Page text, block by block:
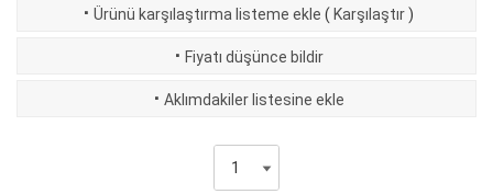
· Ürünü karşılaştırma listeme ekle ( Karşılaştır )
· Fiyatı düşünce bildir
· Aklımdakiler listesine ekle